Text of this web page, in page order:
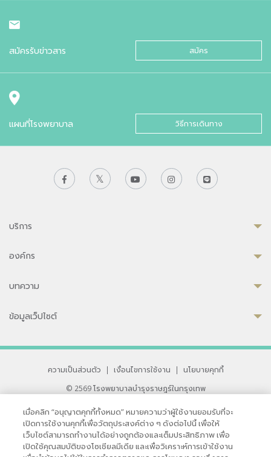
สมัครรับข่าวสาร สมัคร
แผนที่โรงพยาบาล วิธีการเดินทาง
บริการ
องค์กร
บทความ
ข้อมูลเว็ปไซต์
ความเป็นส่วนตัว | เงื่อนไขการใช้งาน |
นโยบายคุกกี้
© 2569 โรงพยาบาลบำรุงราษฎร์ในกรุงเทพ
33 สุขุมวิท ซอย 3 เขตวัฒนา กรุงเทพ 10110 ประเทศไทย
หากท่านมีข้อคิดเห็นหรือปัญหาในการใช้เว็บไซต์ของเรา
เมื่อคลิก “อนุญาตคุกกี้ทั้งหมด” หมายความว่าผู้ใช้งานยอมรับที่จะ
เปิดการใช้งานคุกกี้เพื่อวัตถุประสงค์ต่าง ๆ ดังต่อไปนี้ เพื่อให้
เว็บไซต์สามารถทำงานได้อย่างถูกต้องและเต็มประสิทธิภาพ เพื่อ
เปิดใช้คุณสมบัติของโซเชียลมีเดีย และเพื่อวิเคราะห์การเข้าใช้งาน